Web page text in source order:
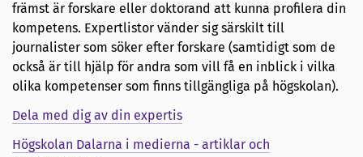
främst är forskare eller doktorand att kunna profilera din
kompetens. Expertlistor vänder sig särskilt till
journalister som söker efter forskare (samtidigt som de
också är till hjälp för andra som vill få en inblick i vilka
olika kompetenser som finns tillgängliga på högskolan).
Dela med dig av din expertis
Högskolan Dalarna i medierna - artiklar och